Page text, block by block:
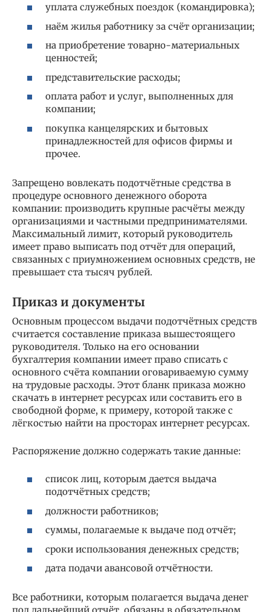
уплата служебных поездок (командировка);
наём жилья работнику за счёт организации;
на приобретение товарно-материальных
ценностей;
представительские расходы;
оплата работ и услуг, выполненных для
компании;
покупка канцелярских и бытовых
принадлежностей для офисов фирмы и
прочее.
Запрещено вовлекать подотчётные средства в
процедуре основного денежного оборота
компании: производить крупные расчёты между
организациями и частными предпринимателями.
Максимальный лимит, который руководитель
имеет право выписать под отчёт для операций,
связанных с приумножением основных средств, не
превышает ста тысяч рублей.
Приказ и документы
Основным процессом выдачи подотчётных средств
считается составление приказа вышестоящего
руководителя. Только на его основании
бухгалтерия компании имеет право списать с
основного счёта компании оговариваемую сумму
на трудовые расходы. Этот бланк приказа можно
скачать в интернет ресурсах или составить его в
свободной форме, к примеру, которой также с
лёгкостью найти на просторах интернет ресурсах.
Распоряжение должно содержать такие данные:
список лиц, которым дается выдача
подотчётных средств;
должности работников;
суммы, полагаемые к выдаче под отчёт;
сроки использования денежных средств;
дата подачи авансовой отчётности.
Все работники, которым полагается выдача денег